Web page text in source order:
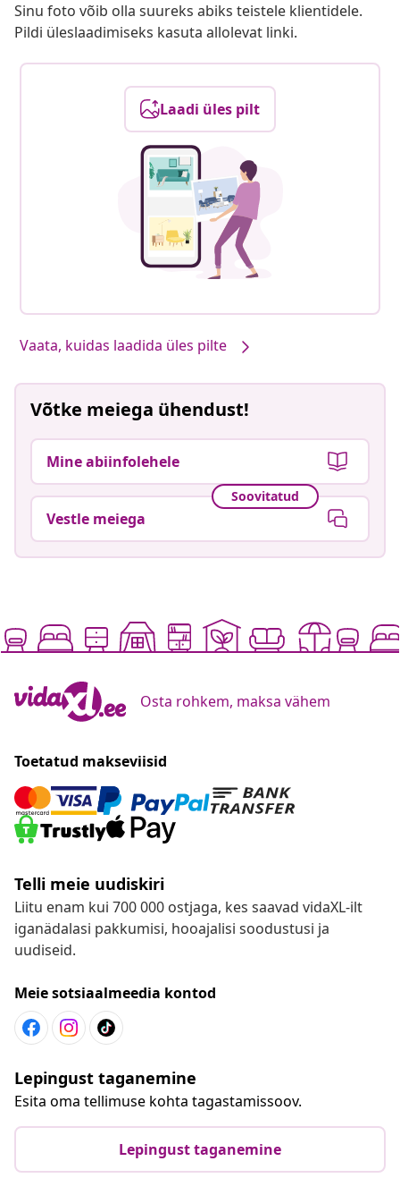
Sinu foto võib olla suureks abiks teistele klientidele.
Pildi üleslaadimiseks kasuta allolevat linki.
Laadi üles pilt
Vaata, kuidas laadida üles pilte
Võtke meiega ühendust!
Mine abiinfolehele
Soovitatud
Vestle meiega
Osta rohkem, maksa vähem
Toetatud makseviisid
Telli meie uudiskiri
Liitu enam kui 700 000 ostjaga, kes saavad vidaXL-ilt
iganädalasi pakkumisi, hooajalisi soodustusi ja
uudiseid.
Meie sotsiaalmeedia kontod
Lepingust taganemine
Esita oma tellimuse kohta tagastamissoov.
Lepingust taganemine